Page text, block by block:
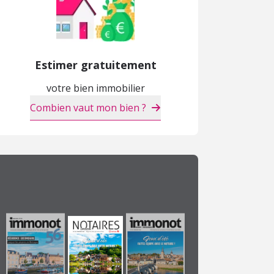
Estimer gratuitement
votre bien immobilier
Combien vaut mon bien ?